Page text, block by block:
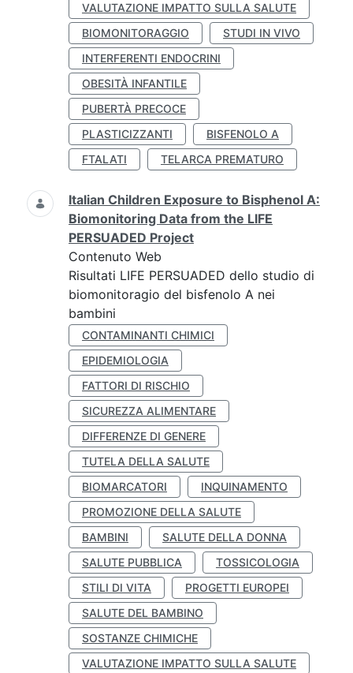
VALUTAZIONE IMPATTO SULLA SALUTE
BIOMONITORAGGIO
STUDI IN VIVO
INTERFERENTI ENDOCRINI
OBESITÀ INFANTILE
PUBERTÀ PRECOCE
PLASTICIZZANTI
BISFENOLO A
FTALATI
TELARCA PREMATURO
Italian Children Exposure to Bisphenol A:
Biomonitoring Data from the LIFE
PERSUADED Project
Contenuto Web
Risultati LIFE PERSUADED dello studio di
biomonitoragio del bisfenolo A nei
bambini
CONTAMINANTI CHIMICI
EPIDEMIOLOGIA
FATTORI DI RISCHIO
SICUREZZA ALIMENTARE
DIFFERENZE DI GENERE
TUTELA DELLA SALUTE
BIOMARCATORI
INQUINAMENTO
PROMOZIONE DELLA SALUTE
BAMBINI
SALUTE DELLA DONNA
SALUTE PUBBLICA
TOSSICOLOGIA
STILI DI VITA
PROGETTI EUROPEI
SALUTE DEL BAMBINO
SOSTANZE CHIMICHE
VALUTAZIONE IMPATTO SULLA SALUTE